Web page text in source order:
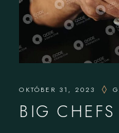
OKTÓBER 31, 2023
BIG